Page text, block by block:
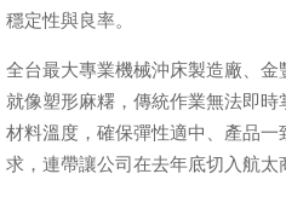
穩定性與良率。
全台最大專業機械沖床製造廠、
就像塑形麻糬，傳統作業無法即
材料溫度，確保彈性適中、產品
求，連帶讓公司在去年底切入航